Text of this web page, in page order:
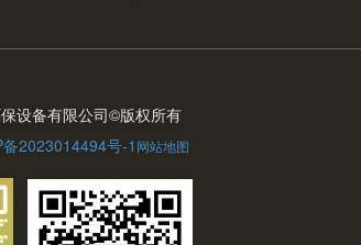
设备有限公司©版权所有
2023014494号-1 网站地图